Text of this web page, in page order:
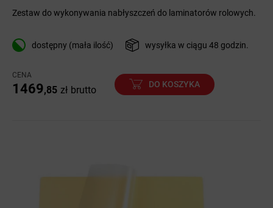
Zestaw do wykonywania nabłyszczeń do laminatorów rolowych.
dostępny (mała ilość) wysyłka w ciągu 48 godzin.
CENA
1469,85 zł brutto
DO KOSZYKA